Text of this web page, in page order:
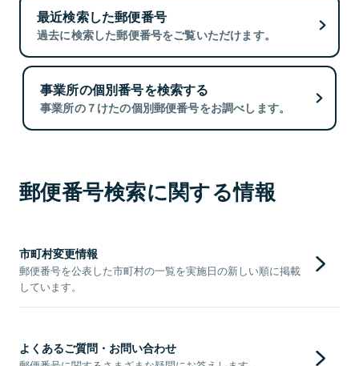
最近検索した郵便番号
過去に検索した郵便番号をご覧いただけます。
事業所の個別番号を検索する
事業所の７けたの個別郵便番号をお調べします。
郵便番号検索に関する情報
市町村変更情報
郵便番号を公表した市町村の一覧を実施日の新しい順に掲載
しています。
よくあるご質問・お問い合わせ